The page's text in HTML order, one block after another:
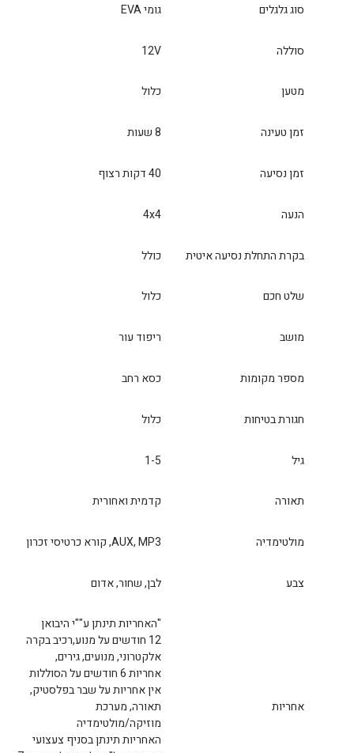
סוג גלגלים גומי EVA
סוללה 12V
מטען כלול
זמן טעינה 8 שעות
זמן נסיעה 40 דקות רצוף
הנעה 4x4
בקרת התחלת נסיעה איטית כולל
שלט חכם כלול
מושב ריפוד עור
מספר מקומות כסא רחב
חגורת בטיחות כלול
גיל 1-5
תאורה קדמית ואחורית
מולטימדיה AUX, MP3, קורא כרטיסי זכרון
צבע לבן, שחור, אדום
אחריות
"האחריות תינתן ע""י היבואן
12 חודשים על מנוע,רכיב בקרה
אלקטרוני, מנועים, גירים,
אחריות 6 חודשים על הסוללות
אין אחריות על שבר בפלסטיק,
תאורה, מערכת
מוזיקה/מולטימדיה
האחריות תינתן בסניף צעצועי